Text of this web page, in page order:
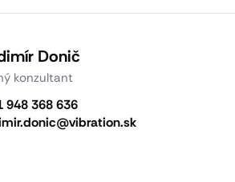
Donič
konzultant
948 368 636